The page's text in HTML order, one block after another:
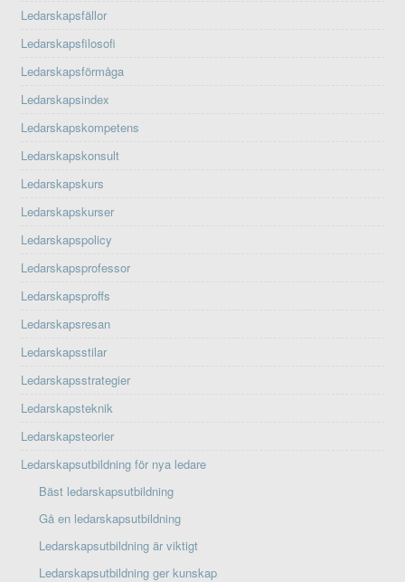
Ledarskapsfällor
Ledarskapsfilosofi
Ledarskapsförmåga
Ledarskapsindex
Ledarskapskompetens
Ledarskapskonsult
Ledarskapskurs
Ledarskapskurser
Ledarskapspolicy
Ledarskapsprofessor
Ledarskapsproffs
Ledarskapsresan
Ledarskapsstilar
Ledarskapsstrategier
Ledarskapsteknik
Ledarskapsteorier
Ledarskapsutbildning för nya ledare
Bäst ledarskapsutbildning
Gå en ledarskapsutbildning
Ledarskapsutbildning är viktigt
Ledarskapsutbildning ger kunskap